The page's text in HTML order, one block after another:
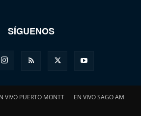
SÍGUENOS
VIVO PUERTO MONTT EN VIVO SAGO AM